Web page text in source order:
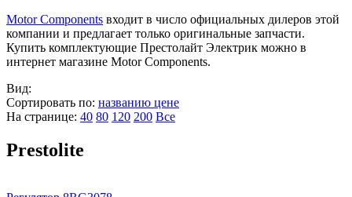
Motor Components входит в число официальных дилеров этой
компании и предлагает только оригинальные запчасти.
Купить комплектующие Престолайт Электрик можно в
интернет магазине Motor Components.
Вид:
Сортировать по: названию цене
На странице: 40 80 120 200 Все
Prestolite